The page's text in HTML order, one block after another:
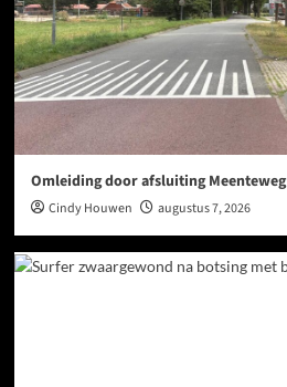
Omleiding door afsluiting Meenteweg
Cindy Houwen augustus 7, 2026